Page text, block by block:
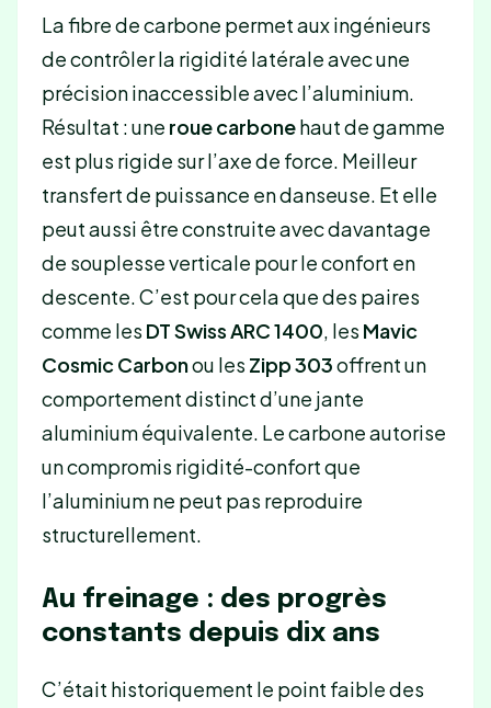
La fibre de carbone permet aux ingénieurs
de contrôler la rigidité latérale avec une
précision inaccessible avec l’aluminium.
Résultat : une roue carbonehaut de gamme
est plus rigide sur l’axe de force. Meilleur
transfert de puissance en danseuse. Et elle
peut aussi être construite avec davantage
de souplesse verticale pour le confort en
descente. C’est pour cela que des paires
comme les DT Swiss ARC 1400, les Mavic
Cosmic Carbonou les Zipp 303offrent un
comportement distinct d’une jante
aluminium équivalente. Le carbone autorise
un compromis rigidité-confort que
l’aluminium ne peut pas reproduire
structurellement.
Au freinage : des progrès
constants depuis dix ans
C’était historiquement le point faible des